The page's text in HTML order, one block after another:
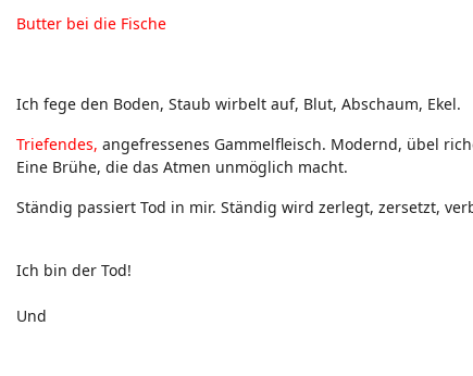
Butter bei die Fische
Ich fege den Boden, Staub wirbelt auf, Blut, Abschaum, Ekel.
Triefendes, angefressenes Gammelfleisch. Modernd, übel
Eine Brühe, die das Atmen unmöglich macht.
Ständig passiert Tod in mir. Ständig wird zerlegt, zersetzt,
Ich bin der Tod!
Und